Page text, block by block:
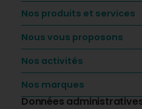
Nos produits et services
Nous vous proposons
Nos activités
Nos marques
Données